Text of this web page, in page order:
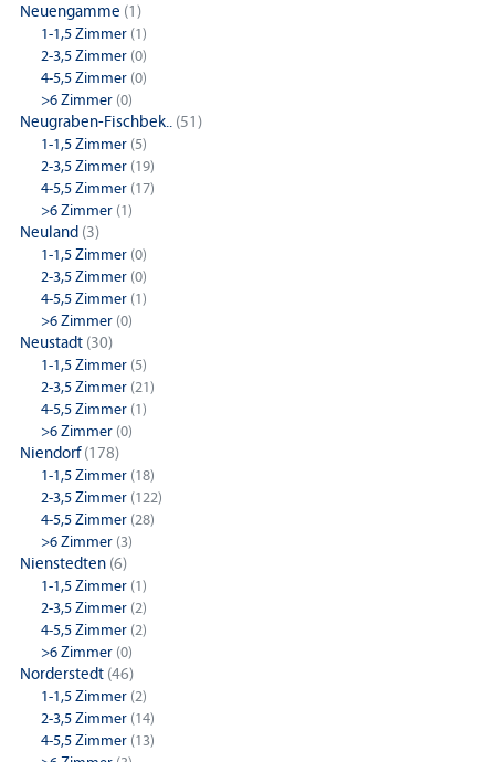
Neuengamme (1)
1-1,5 Zimmer (1)
2-3,5 Zimmer (0)
4-5,5 Zimmer (0)
>6 Zimmer (0)
Neugraben-Fischbek.. (51)
1-1,5 Zimmer (5)
2-3,5 Zimmer (19)
4-5,5 Zimmer (17)
>6 Zimmer (1)
Neuland (3)
1-1,5 Zimmer (0)
2-3,5 Zimmer (0)
4-5,5 Zimmer (1)
>6 Zimmer (0)
Neustadt (30)
1-1,5 Zimmer (5)
2-3,5 Zimmer (21)
4-5,5 Zimmer (1)
>6 Zimmer (0)
Niendorf(178)
1-1,5 Zimmer (18)
2-3,5 Zimmer (122)
4-5,5 Zimmer (28)
>6 Zimmer (3)
Nienstedten (6)
1-1,5 Zimmer (1)
2-3,5 Zimmer (2)
4-5,5 Zimmer (2)
>6 Zimmer (0)
Norderstedt (46)
1-1,5 Zimmer (2)
2-3,5 Zimmer (14)
4-5,5 Zimmer (13)